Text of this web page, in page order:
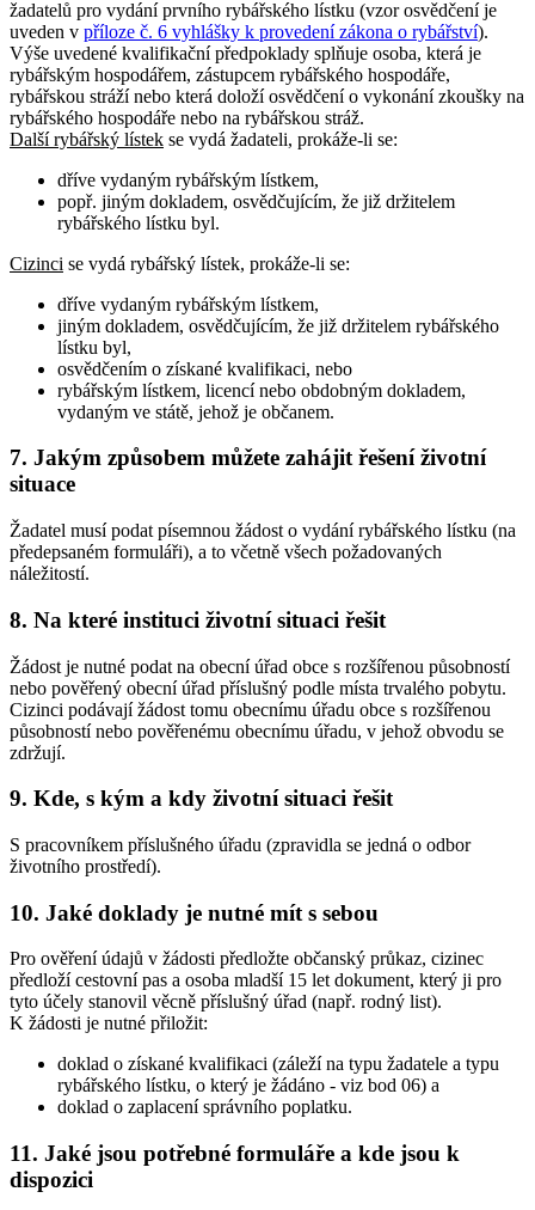
žadatelů pro vydání prvního rybářského lístku (vzor osvědčení je
uveden v příloze č. 6 vyhlášky k provedení zákona o rybářství).
Výše uvedené kvalifikační předpoklady splňuje osoba, která je
rybářským hospodářem, zástupcem rybářského hospodáře,
rybářskou stráží nebo která doloží osvědčení o vykonání zkoušky na
rybářského hospodáře nebo na rybářskou stráž.
Další rybářský lístek se vydá žadateli, prokáže-li se:
dříve vydaným rybářským lístkem,
popř. jiným dokladem, osvědčujícím, že již držitelem
rybářského lístku byl.
Cizinci se vydá rybářský lístek, prokáže-li se:
dříve vydaným rybářským lístkem,
jiným dokladem, osvědčujícím, že již držitelem rybářského
lístku byl,
osvědčením o získané kvalifikaci, nebo
rybářským lístkem, licencí nebo obdobným dokladem,
vydaným ve státě, jehož je občanem.
7. Jakým způsobem můžete zahájit řešení životní
situace
Žadatel musí podat písemnou žádost o vydání rybářského lístku (na
předepsaném formuláři), a to včetně všech požadovaných
náležitostí.
8. Na které instituci životní situaci řešit
Žádost je nutné podat na obecní úřad obce s rozšířenou působností
nebo pověřený obecní úřad příslušný podle místa trvalého pobytu.
Cizinci podávají žádost tomu obecnímu úřadu obce s rozšířenou
působností nebo pověřenému obecnímu úřadu, v jehož obvodu se
zdržují.
9. Kde, s kým a kdy životní situaci řešit
S pracovníkem příslušného úřadu (zpravidla se jedná o odbor
životního prostředí).
10. Jaké doklady je nutné mít s sebou
Pro ověření údajů v žádosti předložte občanský průkaz, cizinec
předloží cestovní pas a osoba mladší 15 let dokument, který ji pro
tyto účely stanovil věcně příslušný úřad (např. rodný list).
K žádosti je nutné přiložit:
doklad o získané kvalifikaci (záleží na typu žadatele a typu
rybářského lístku, o který je žádáno - viz bod 06) a
doklad o zaplacení správního poplatku.
11. Jaké jsou potřebné formuláře a kde jsou k
dispozici